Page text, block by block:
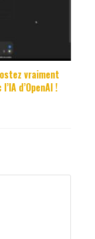
vraiment
d’OpenAI !